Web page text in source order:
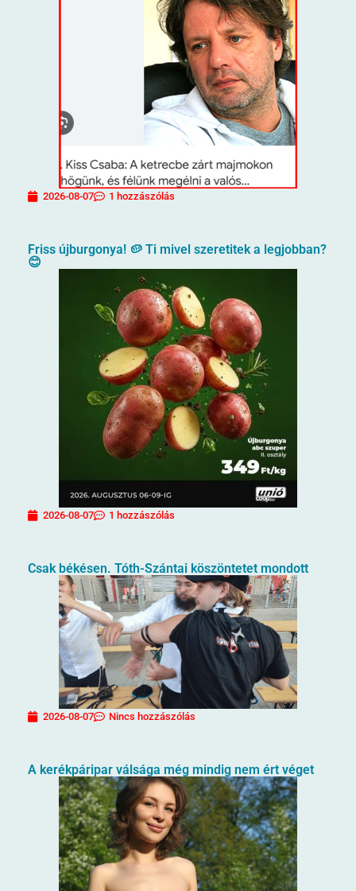
2026-08-07 1 hozzászólás
Friss újburgonya! 🥔 Ti mivel szeretitek a legjobban?
😊
2026-08-07 1 hozzászólás
Csak békésen. Tóth-Szántai köszöntetet mondott
2026-08-07 Nincs hozzászólás
A kerékpáripar válsága még mindig nem ért véget